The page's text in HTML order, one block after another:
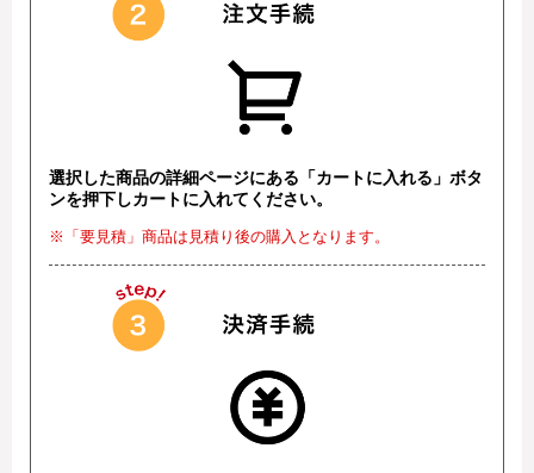
選択した商品の詳細ページにある「カートに入れる」ボタ
ンを押下しカートに入れてください。
※「要見積」商品は見積り後の購入となります。